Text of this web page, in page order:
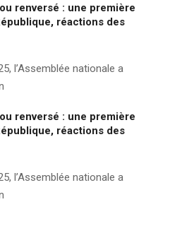
renversé : une première
réactions des
l’Assemblée nationale a
renversé : une première
réactions des
l’Assemblée nationale a